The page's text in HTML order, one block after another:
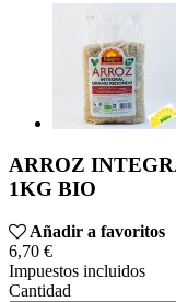
ARROZ
1KG BIO
Añadir a favoritos
6,70 €
Impuestos incluidos
Cantidad